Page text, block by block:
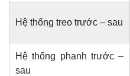
Hệ thống treo trước – sau
Hệ thống phanh trước –
sau